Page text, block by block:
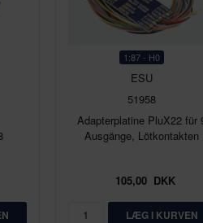
1:87 - H0
ESU
51958
Adapterplatine PluX22 für
Ausgänge, Lötkontakten
105,00DKK